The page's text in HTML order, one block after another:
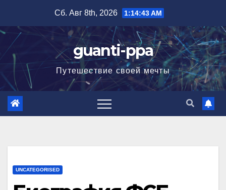
содержимому
Сб. Авг 8th, 2026 1:14:44 AM
guanti-ppa
Путешествие своей мечты
UNCATEGORISED